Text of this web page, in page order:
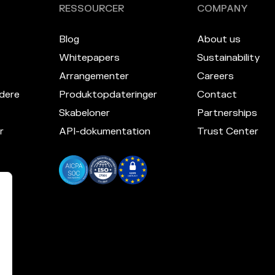
RESSOURCER
Blog
Whitepapers
Arrangementer
Produktopdateringer
Skabeloner
API-dokumentation
COMPANY
About us
Sustainability
Careers
Contact
Partnerships
Trust Center